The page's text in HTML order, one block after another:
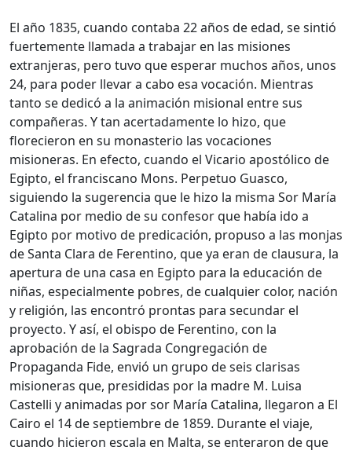
El año 1835, cuando contaba 22 años de edad, se sintió
fuertemente llamada a trabajar en las misiones
extranjeras, pero tuvo que esperar muchos años, unos
24, para poder llevar a cabo esa vocación. Mientras
tanto se dedicó a la animación misional entre sus
compañeras. Y tan acertadamente lo hizo, que
florecieron en su monasterio las vocaciones
misioneras. En efecto, cuando el Vicario apostólico de
Egipto, el franciscano Mons. Perpetuo Guasco,
siguiendo la sugerencia que le hizo la misma Sor María
Catalina por medio de su confesor que había ido a
Egipto por motivo de predicación, propuso a las monjas
de Santa Clara de Ferentino, que ya eran de clausura, la
apertura de una casa en Egipto para la educación de
niñas, especialmente pobres, de cualquier color, nación
y religión, las encontró prontas para secundar el
proyecto. Y así, el obispo de Ferentino, con la
aprobación de la Sagrada Congregación de
Propaganda Fide, envió un grupo de seis clarisas
misioneras que, presididas por la madre M. Luisa
Castelli y animadas por sor María Catalina, llegaron a El
Cairo el 14 de septiembre de 1859. Durante el viaje,
cuando hicieron escala en Malta, se enteraron de que